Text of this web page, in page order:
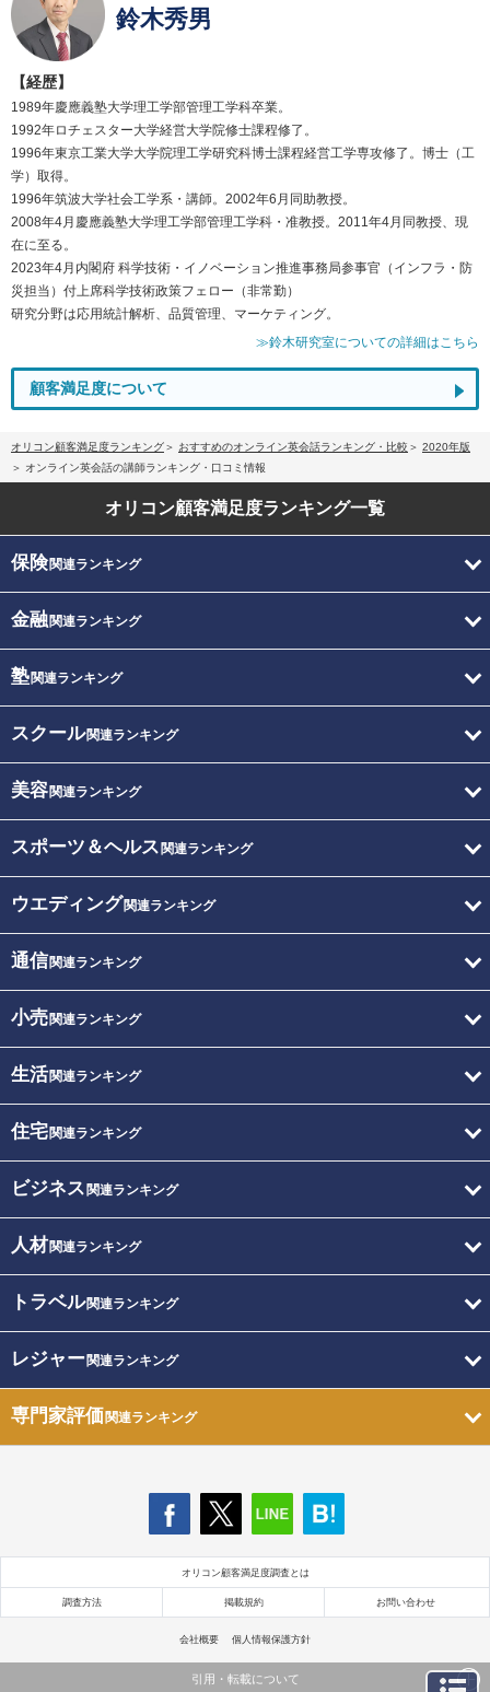
鈴木秀男
【経歴】
1989年慶應義塾大学理工学部管理工学科卒業。
1992年ロチェスター大学経営大学院修士課程修了。
1996年東京工業大学大学院理工学研究科博士課程経営工学専攻修了。博士（工
学）取得。
1996年筑波大学社会工学系・講師。2002年6月同助教授。
2008年4月慶應義塾大学理工学部管理工学科・准教授。2011年4月同教授、現
在に至る。
2023年4月内閣府 科学技術・イノベーション推進事務局参事官（インフラ・防
災担当）付上席科学技術政策フェロー（非常勤）
研究分野は応用統計解析、品質管理、マーケティング。
≫鈴木研究室についての詳細はこちら
顧客満足度について
オリコン顧客満足度ランキング おすすめのオンライン英会話ランキング・比較
2020年版
オンライン英会話の講師ランキング・口コミ情報
オリコン顧客満足度ランキング一覧
保険関連ランキング
金融関連ランキング
塾関連ランキング
スクール関連ランキング
美容関連ランキング
スポーツ＆ヘルス 関連ランキング
ウエディング関連ランキング
通信関連ランキング
小売関連ランキング
生活関連ランキング
住宅関連ランキング
ビジネス 関連ランキング
人材関連ランキング
トラベル関連ランキング
レジャー関連ランキング
専門家評価関連ランキング
オリコン顧客満足度調査とは
調査方法 掲載規約 お問い合わせ
会社概要 個人情報保護方針
引用・転載について